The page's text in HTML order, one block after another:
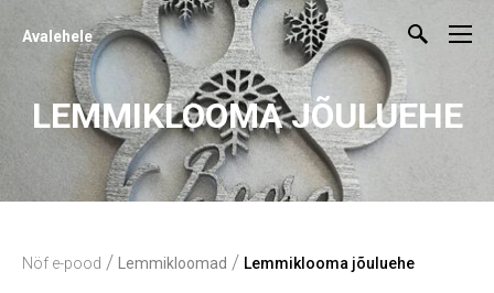
Avalehele
LEMMIKLOOMA JÕULUEHE
Nöf e-pood / Lemmikloomad / Lemmiklooma jõuluehe